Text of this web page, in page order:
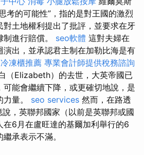
考的可能性”，指的是對王國的激烈
對土地權利提出了批評，並要求在牙
進行賠償。 seo軟體 這對夫婦在
演出，並承認君主制在加勒比海是有
冷凍櫃推薦 專業會計師提供稅務諮詢
（Elizabeth）的去世，大英帝國已
能會繼續下降，或更確切地說，是
量。 seo services 然而，在路透
，英聯邦國家（以前是英聯邦或國
在6月在盧旺達的基爾加利舉行的6
承表示不滿。